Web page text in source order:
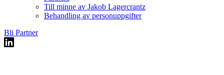
Till minne av Jakob Lagercrantz
Behandling av personuppgifter
Bli Partner